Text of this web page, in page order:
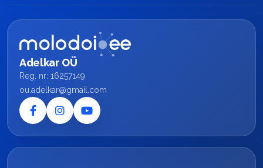
Adelkar OÜ
Reg. nr: 16257149
ou.adelkar@gmail.com